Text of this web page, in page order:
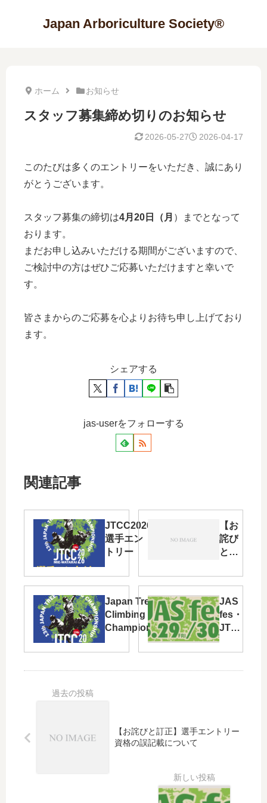
Japan Arboriculture Society®
ホーム お知らせ
スタッフ募集締め切りのお知らせ
2026-04-17
2026-05-27
このたびは多くのエントリーをいただき、誠にあり
がとうございます。
スタッフ募集の締切は4月20日（月 ）までとなって
おります。
まだお申し込みいただける期間がございますので、
ご検討中の方はぜひご応募いただけますと幸いで
す。
皆さまからのご応募を心よりお待ち申し上げており
ます。
シェアする
jas-userをフォローする
関連記事
JTCC2026
選手エン
トリー
【お
詫び
と訂
選手
トリ
ー資
格の
誤記
つい
Japan Tree
Climbing
Championship
“JTCC2026
13th ”開催決
JAS
fes・
JTCC
2026
まも
【お詫びと訂正】選手エントリー
資格の誤記載について